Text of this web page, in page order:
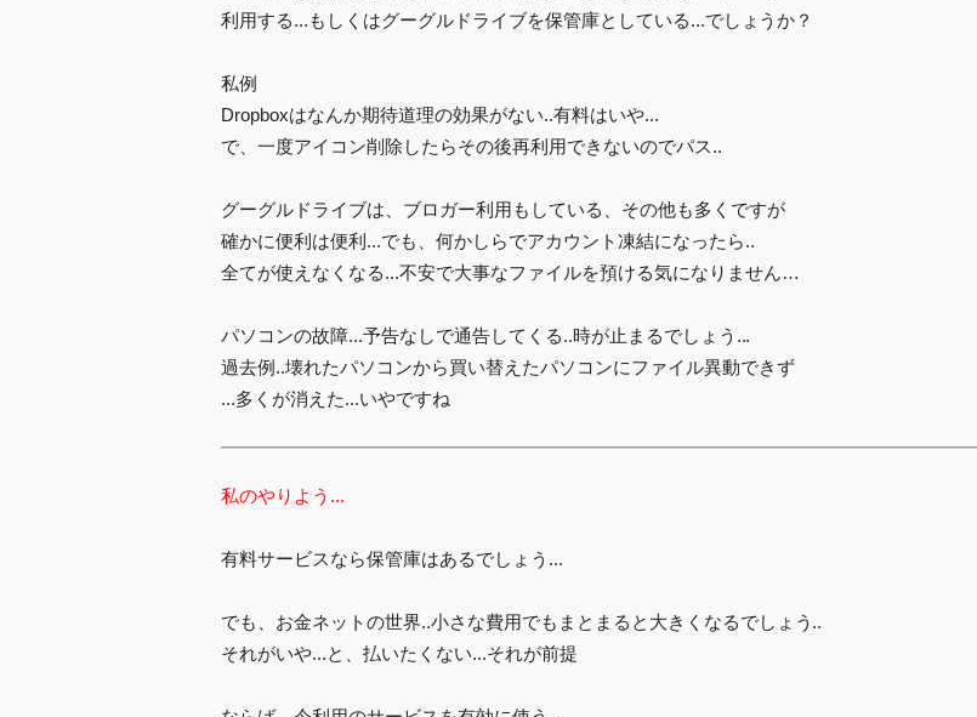
利用する...もしくはグーグルドライブを保管庫としている...でしょうか？
私例
Dropboxはなんか期待道理の効果がない..有料はいや...
で、一度アイコン削除したらその後再利用できないのでパス..
グーグルドライブは、ブロガー利用もしている、その他も多くですが
確かに便利は便利...でも、何かしらでアカウント凍結になったら..
全てが使えなくなる...不安で大事なファイルを預ける気になりません…
パソコンの故障...予告なしで通告してくる..時が止まるでしょう...
過去例..壊れたパソコンから買い替えたパソコンにファイル異動できず
...多くが消えた...いやですね
私のやりよう...
有料サービスなら保管庫はあるでしょう...
でも、お金ネットの世界..小さな費用でもまとまると大きくなるでしょう..
それがいや...と、払いたくない...それが前提